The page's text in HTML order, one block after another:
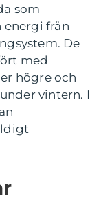
som
från
De
med
högre och
vintern. I